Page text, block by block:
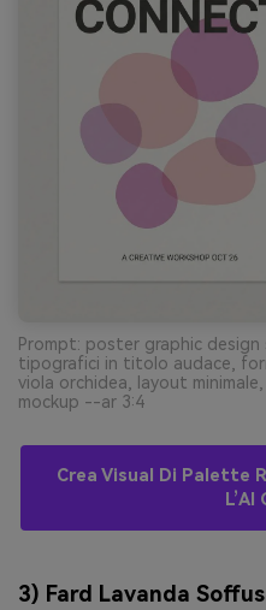
Prompt: poster graphic
tipografici in titolo audace,
viola orchidea, layout
mockup --ar 3:4
Crea Visual Di Palette
3) Fard Lavanda